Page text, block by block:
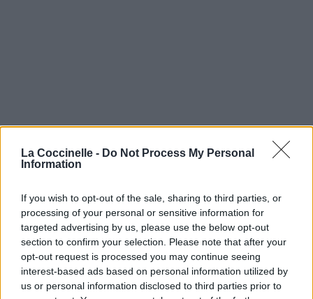
La Coccinelle - Do Not Process My Personal
Information
If you wish to opt-out of the sale, sharing to third parties, or
processing of your personal or sensitive information for
targeted advertising by us, please use the below opt-out
section to confirm your selection. Please note that after your
opt-out request is processed you may continue seeing
interest-based ads based on personal information utilized by
us or personal information disclosed to third parties prior to